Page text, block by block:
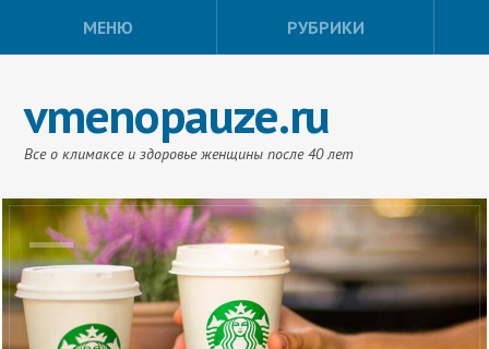
МЕНЮ РУБРИКИ
vmenopauze.ru
Все о климаксе и здоровье женщины после 40 лет